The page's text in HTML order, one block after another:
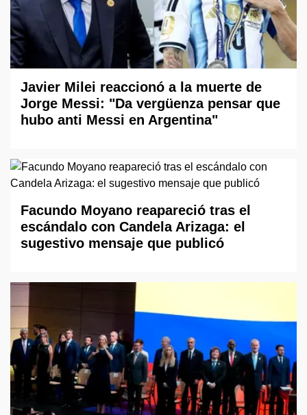
Javier Milei reaccionó a la muerte de
Jorge Messi: "Da vergüenza pensar que
hubo anti Messi en Argentina"
Facundo Moyano reapareció tras el
escándalo con Candela Arizaga: el
sugestivo mensaje que publicó